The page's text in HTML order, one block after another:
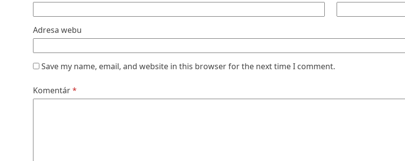
Adresa webu
Save my name, email, and website in this browser for the next time I comment.
Komentár*